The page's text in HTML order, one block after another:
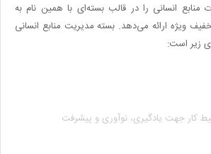
انسانی را در قالب بسته‌ای با همین نام به
ویژه ارائه می‌دهد. بسته مدیریت منابع انسانی
است:
کار جهت یادگیری، نوآوری و پیشرفت